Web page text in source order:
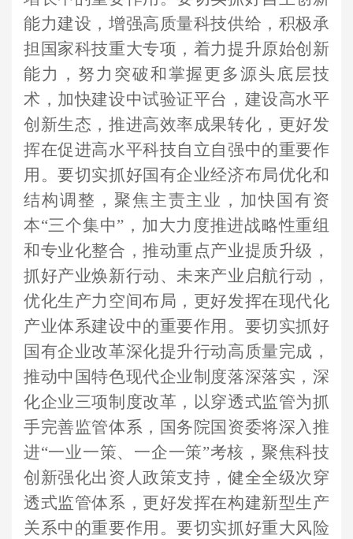
能力建设，增强高质量科技供给，积极承
担国家科技重大专项，着力提升原始创新
能力，努力突破和掌握更多源头底层技
术，加快建设中试验证平台，建设高水平
创新生态，推进高效率成果转化，更好发
挥在促进高水平科技自立自强中的重要作
用。要切实抓好国有企业经济布局优化和
结构调整，聚焦主责主业，加快国有资
本“三个集中”，加大力度推进战略性重组
和专业化整合，推动重点产业提质升级，
抓好产业焕新行动、未来产业启航行动，
优化生产力空间布局，更好发挥在现代化
产业体系建设中的重要作用。要切实抓好
国有企业改革深化提升行动高质量完成，
推动中国特色现代企业制度落深落实，深
化企业三项制度改革，以穿透式监管为抓
手完善监管体系，国务院国资委将深入推
进“一业一策、一企一策”考核，聚焦科技
创新强化出资人政策支持，健全全级次穿
透式监管体系，更好发挥在构建新型生产
关系中的重要作用。要切实抓好重大风险